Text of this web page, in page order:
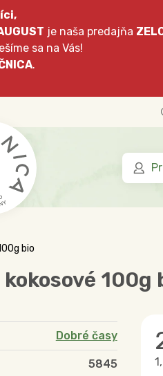
je naša predajňa
sa na Vás!
.
bio
100g
Dobré časy
5845